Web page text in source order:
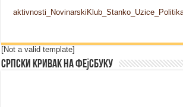
[Not a valid template]
Српски Кривак на Фејсбуку